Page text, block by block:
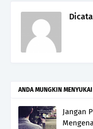
ANDA MUNGKIN MENYUKAI
Jangan